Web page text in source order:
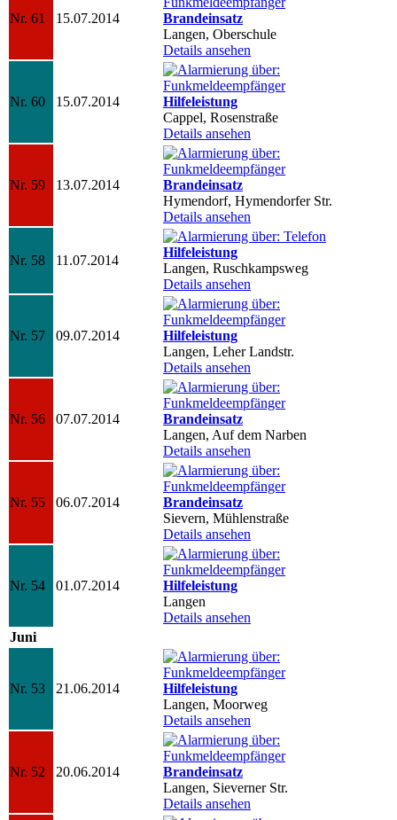
Nr. 61 15.07.2014
Brandeinsatz
Langen, Oberschule
Details ansehen
Nr. 60 15.07.2014
Hilfeleistung
Cappel, Rosenstraße
Details ansehen
Nr. 59 13.07.2014
Brandeinsatz
Hymendorf, Hymendorfer Str.
Details ansehen
Nr. 58 11.07.2014
Hilfeleistung
Langen, Ruschkampsweg
Details ansehen
Nr. 57 09.07.2014
Hilfeleistung
Langen, Leher Landstr.
Details ansehen
Nr. 56 07.07.2014
Brandeinsatz
Langen, Auf dem Narben
Details ansehen
Nr. 55 06.07.2014
Brandeinsatz
Sievern, Mühlenstraße
Details ansehen
Nr. 54 01.07.2014
Hilfeleistung
Langen
Details ansehen
Juni
Nr. 53 21.06.2014
Hilfeleistung
Langen, Moorweg
Details ansehen
Nr. 52 20.06.2014
Brandeinsatz
Langen, Sieverner Str.
Details ansehen